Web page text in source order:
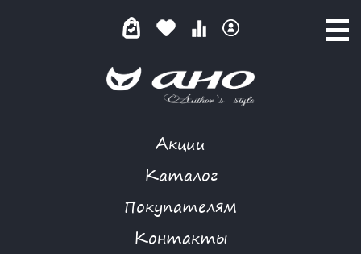
Акции
Каталог
Покупателям
Контакты
КАТАЛОГ ТОВАРОВ